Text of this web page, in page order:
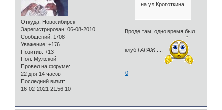
Откуда: Новосибирск
Зарегистрирован: 06-08-2010
Сообщений: 1708
Уважение: +176
Позитив: +13
Пол: Мужской
Провел на форуме:
22 дня 14 часов
Последний визит:
16-02-2021 21:56:10
на ул.Кропоткина
Вроде там, одно время был
клуб ГАРАЖ
0